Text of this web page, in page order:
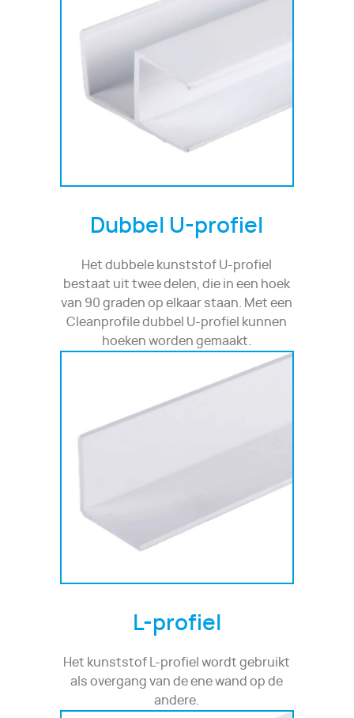
Dubbel U-profiel
Het dubbele kunststof U-profiel
bestaat uit twee delen, die in een hoek
van 90 graden op elkaar staan. Met een
Cleanprofile dubbel U-profiel kunnen
hoeken worden gemaakt.
L-profiel
Het kunststof L-profiel wordt gebruikt
als overgang van de ene wand op de
andere.